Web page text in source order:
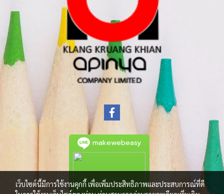
makewebeasy
เว็บไซต์นี้มีการใช้งานคุกกี้ เพื่อเพิ่มประสิทธิภาพและประสบการณ์ที่ดี